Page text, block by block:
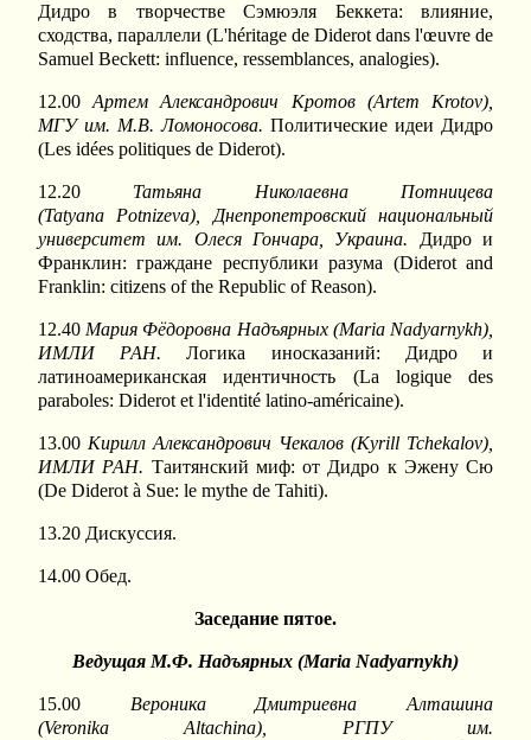
Дидро в творчестве Сэмюэля Беккета: влияние,
сходства, параллели (L'héritage de Diderot dans l'œuvre de
Samuel Beckett: influence, ressemblances, analogies).
12.00Артем Александрович Кротов (Artem Krotov),
МГУ им. М.В.Ломоносова. Политические идеи Дидро
(Les idées politiques de Diderot).
12.20 Татьяна Николаевна Потницева
(Tatyana Potnizeva), Днепропетровский национальный
университет им. Олеся Гончара, Украина. Дидро и
Франклин: граждане республики разума (Diderot and
Franklin: citizens of the Republic of Reason).
12.40 Мария Фёдоровна Надъярных (Maria Nadyarnykh),
ИМЛИ РАН. Логика иносказаний: Дидро и
латиноамериканская идентичность (La logique des
paraboles: Diderot et l'identité latino-américaine).
13.00 Кирилл Александрович Чекалов (Kyrill Tchekalov),
ИМЛИ РАН. Таитянский миф: от Дидро к Эжену Сю
(De Diderot à Sue: le mythe de Tahiti).
13.20 Дискуссия.
14.00 Обед.
Заседание пятое.
Ведущая М.Ф. Надъярных (Maria Nadyarnykh)
15.00 Вероника Дмитриевна Алташина
(Veronika Altachina), РГПУ им.